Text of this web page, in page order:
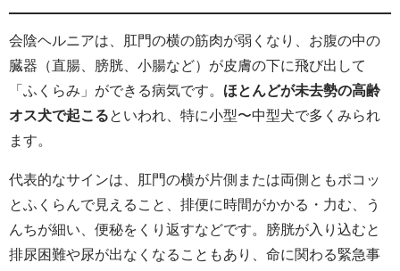
会陰ヘルニアは、肛門の横の筋肉が弱くなり、お腹の中の
臓器（直腸、膀胱、小腸など）が皮膚の下に飛び出して
「ふくらみ」ができる病気です。 ほとんどが未去勢の高齢
オス犬で起こる といわれ、特に小型〜中型犬で多くみられ
ます。
代表的なサインは、肛門の横が片側または両側ともポコッ
とふくらんで見えること、排便に時間がかかる・力む、う
んちが細い、便秘をくり返すなどです。膀胱が入り込むと
排尿困難や尿が出なくなることもあり、命に関わる緊急事